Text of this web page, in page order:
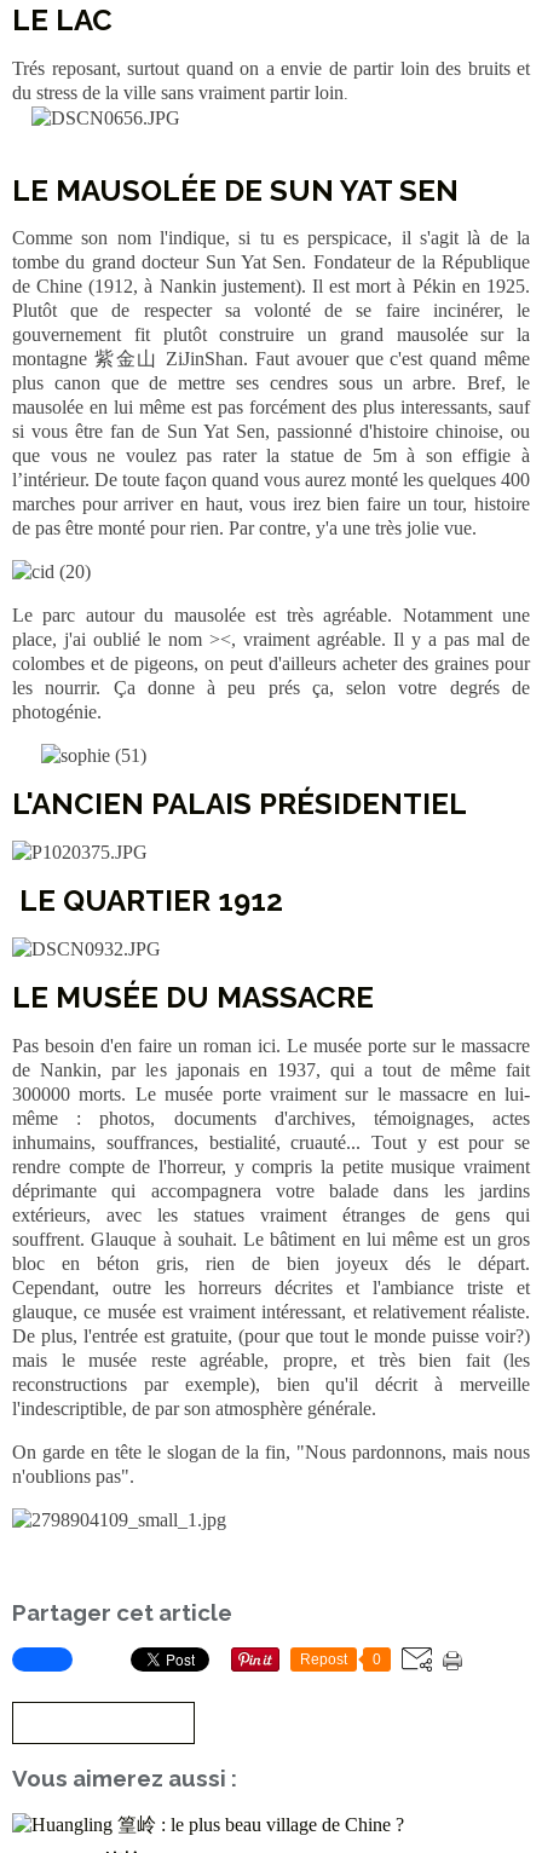
LE LAC
Trés reposant, surtout quand on a envie de partir loin des bruits et
du stress de la ville sans vraiment partir loin
LE MAUSOLÉE DE SUN YAT SEN
Comme son nom l'indique, si tu es perspicace, il s'agit là de la
tombe du grand docteur Sun Yat Sen. Fondateur de la République
de Chine (1912, à Nankin justement). Il est mort à Pékin en 1925.
Plutôt que de respecter sa volonté de se faire incinérer, le
gouvernement fit plutôt construire un grand mausolée sur la
montagne 紫金山 ZiJinShan. Faut avouer que c'est quand même
plus canon que de mettre ses cendres sous un arbre. Bref, le
mausolée en lui même est pas forcément des plus interessants, sauf
si vous être fan de Sun Yat Sen, passionné d'histoire chinoise, ou
que vous ne voulez pas rater la statue de 5m à son effigie à
l’intérieur. De toute façon quand vous aurez monté les quelques 400
marches pour arriver en haut, vous irez bien faire un tour, histoire
de pas être monté pour rien. Par contre, y'a une très jolie vue.
Le parc autour du mausolée est très agréable. Notamment une
place, j'ai oublié le nom ><, vraiment agréable. Il y a pas mal de
colombes et de pigeons, on peut d'ailleurs acheter des graines pour
les nourrir. Ça donne à peu prés ça, selon votre degrés de
photogénie.
L'ANCIEN PALAIS PRÉSIDENTIEL
LE QUARTIER 1912
LE MUSÉE DU MASSACRE
Pas besoin d'en faire un roman ici. Le musée porte sur le massacre
de Nankin, par les japonais en 1937, qui a tout de même fait
300000 morts. Le musée porte vraiment sur le massacre en lui-
même : photos, documents d'archives, témoignages, actes
inhumains, souffrances, bestialité, cruauté... Tout y est pour se
rendre compte de l'horreur, y compris la petite musique vraiment
déprimante qui accompagnera votre balade dans les jardins
extérieurs, avec les statues vraiment étranges de gens qui
souffrent. Glauque à souhait. Le bâtiment en lui même est un gros
bloc en béton gris, rien de bien joyeux dés le départ.
Cependant, outre les horreurs décrites et l'ambiance triste et
glauque, ce musée est vraiment intéressant, et relativement réaliste.
De plus, l'entrée est gratuite, (pour que tout le monde puisse voir?)
mais le musée reste agréable, propre, et très bien fait (les
reconstructions par exemple), bien qu'il décrit à merveille
l'indescriptible, de par son atmosphère générale.
On garde en tête le slogan de la fin, "Nous pardonnons, mais nous
n'oublions pas".
Partager cet article
Repost 0
Vous aimerez aussi :